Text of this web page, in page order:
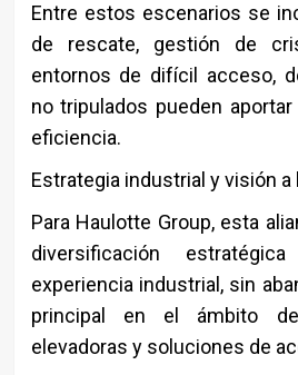
Entre estos escenarios se
de rescate, gestión de
entornos de difícil acceso,
no tripulados pueden
eficiencia.
Estrategia industrial y visión a
Para Haulotte Group, esta
diversificación
experiencia industrial, sin
principal en el ámbito
elevadoras y soluciones de